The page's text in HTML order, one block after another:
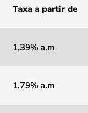
Taxa a partir de
1,39% a.m
1,79% a.m